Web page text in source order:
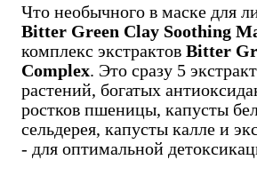
Что необычного в маске для
Bitter Green Clay Soothing
комплекс экстрактов Bitter
Complex. Это сразу 5
растений, богатых
ростков пшеницы, капусты
сельдерея, капусты калле и
- для оптимальной